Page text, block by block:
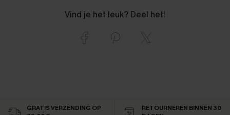
Vind je het leuk? Deel het!
GRATIS VERZENDING OP
RETOURNEREN BINNEN 30